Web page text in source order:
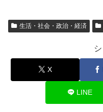
生活・社会・政治・経済
X
LINE